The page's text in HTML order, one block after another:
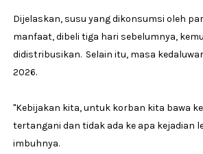
Dijelaskan, susu yang dikonsumsi oleh
manfaat, dibeli tiga hari sebelumnya,
didistribusikan. Selain itu, masa
2026.
"Kebijakan kita, untuk korban kita bawa
tertangani dan tidak ada ke apa kejadian
imbuhnya.